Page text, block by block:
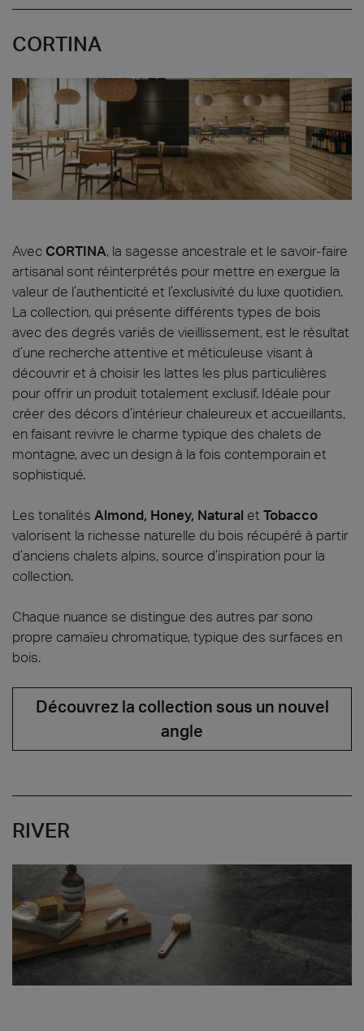
CORTINA
Avec CORTINA, la sagesse ancestrale et le savoir-faire
artisanal sont réinterprétés pour mettre en exergue la
valeur de l’authenticité et l’exclusivité du luxe quotidien.
La collection, qui présente différents types de bois
avec des degrés variés de vieillissement, est le résultat
d’une recherche attentive et méticuleuse visant à
découvrir et à choisir les lattes les plus particulières
pour offrir un produit totalement exclusif. Idéale pour
créer des décors d’intérieur chaleureux et accueillants,
en faisant revivre le charme typique des chalets de
montagne, avec un design à la fois contemporain et
sophistiqué.
Les tonalités Almond, Honey, Natural et Tobacco
valorisent la richesse naturelle du bois récupéré à partir
d’anciens chalets alpins, source d’inspiration pour la
collection.
Chaque nuance se distingue des autres par sono
propre camaïeu chromatique, typique des surfaces en
bois.
Découvrez la collection sous un nouvel
angle
RIVER